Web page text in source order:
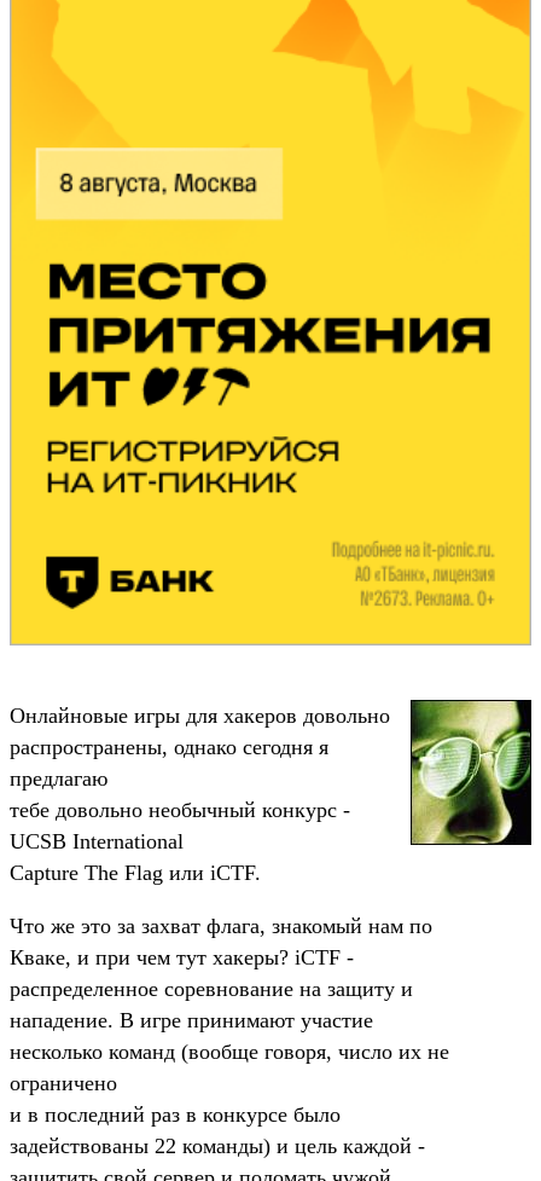
Онлайновые игры для хакеров довольно
распространены, однако сегодня я
предлагаю
тебе довольно необычный конкурс -
UCSB International
Capture The Flag или iCTF.
Что же это за захват флага, знакомый нам по
Кваке, и при чем тут хакеры? iCTF -
распределенное соревнование на защиту и
нападение. В игре принимают участие
несколько команд (вообще говоря, число их не
ограничено
и в последний раз в конкурсе было
задействованы 22 команды) и цель каждой -